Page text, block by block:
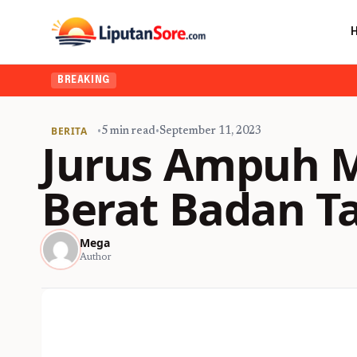
BREAKING
BERITA •5 min read•September 11, 2023
Jurus Ampuh
Berat Badan
Mega
Author